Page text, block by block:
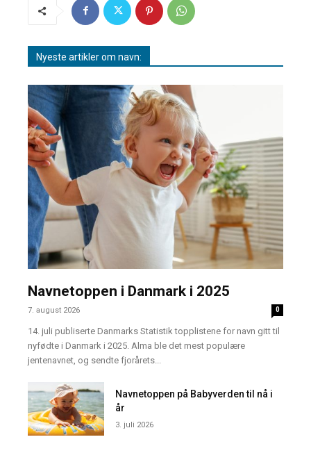
Nyeste artikler om navn:
Navnetoppen i Danmark i 2025
7. august 2026 0
14. juli publiserte Danmarks Statistik topplistene for navn gitt til
nyfødte i Danmark i 2025. Alma ble det mest populære
jentenavnet, og sendte fjorårets...
Navnetoppen på Babyverden til nå i
år
3. juli 2026